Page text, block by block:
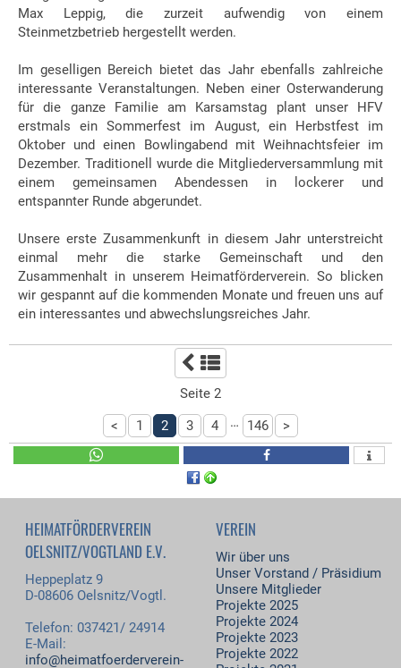
Max Leppig, die zurzeit aufwendig von einem
Steinmetzbetrieb hergestellt werden.
Im geselligen Bereich bietet das Jahr ebenfalls zahlreiche
interessante Veranstaltungen. Neben einer Osterwanderung
für die ganze Familie am Karsamstag plant unser HFV
erstmals ein Sommerfest im August, ein Herbstfest im
Oktober und einen Bowlingabend mit Weihnachtsfeier im
Dezember. Traditionell wurde die Mitgliederversammlung mit
einem gemeinsamen Abendessen in lockerer und
entspannter Runde abgerundet.
Unsere erste Zusammenkunft in diesem Jahr unterstreicht
einmal mehr die starke Gemeinschaft und den
Zusammenhalt in unserem Heimatförderverein. So blicken
wir gespannt auf die kommenden Monate und freuen uns auf
ein interessantes und abwechslungsreiches Jahr.
Seite 2
<
1 2 3 4 … 146 >
HEIMATFÖRDERVEREIN
OELSNITZ/VOGTLAND E.V.
Heppeplatz 9
D-08606 Oelsnitz/Vogtl.
Telefon: 037421/ 24914
E-Mail:
info@heimatfoerderverein-
VEREIN
Wir über uns
Unser Vorstand / Präsidium
Unsere Mitglieder
Projekte 2025
Projekte 2024
Projekte 2023
Projekte 2022